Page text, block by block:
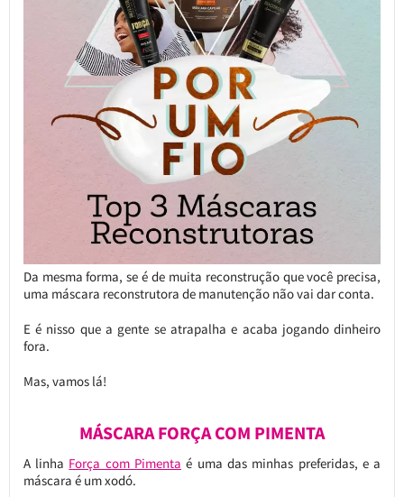
Da mesma forma, se é de muita reconstrução que você precisa,
uma máscara reconstrutora de manutenção não vai dar conta.
E é nisso que a gente se atrapalha e acaba jogando dinheiro
fora.
Mas, vamos lá!
MÁSCARA FORÇA COM PIMENTA
A linha Força com Pimenta é uma das minhas preferidas, e a
máscara é um xodó.